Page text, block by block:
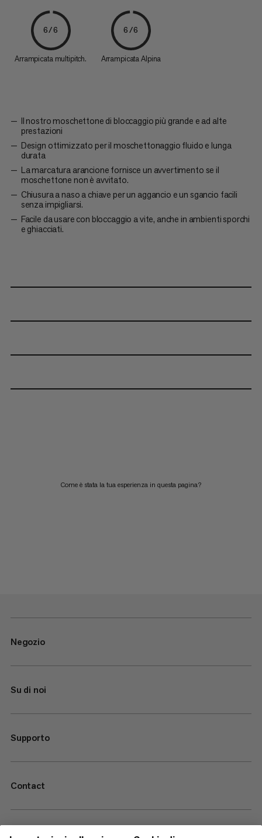
6/6
Arrampicata multipitch.
6/6
Arrampicata Alpina
Il nostro moschettone di bloccaggio più grande e ad alte
prestazioni
Design ottimizzato per il moschettonaggio fluido e lunga
durata
La marcatura arancione fornisce un avvertimento se il
moschettone non è avvitato.
Chiusura a naso a chiave per un aggancio e un sgancio facili
senza impigliarsi.
Facile da usare con bloccaggio a vite, anche in ambienti sporchi
e ghiacciati.
Come è stata la tua esperienza in questa pagina?
Negozio
Su di noi
Supporto
Contact